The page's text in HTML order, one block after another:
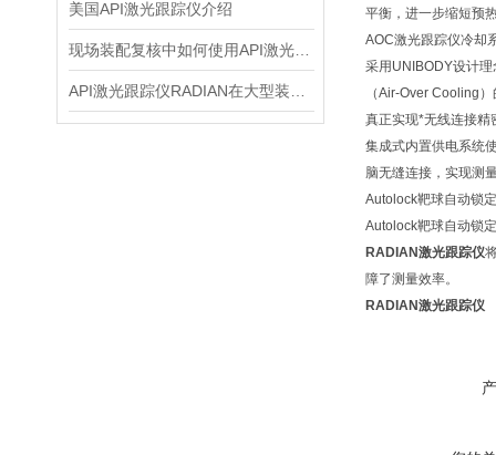
美国API激光跟踪仪介绍
平衡，进一步缩短预
AOC激光跟踪仪冷却
采用UNIBODY设计
（Air-Over Cooling
真正实现*无线连接精
集成式内置供电系统
脑无缝连接，实现测
Autolock靶球自动锁
Autolock靶球自动锁
RADIAN激光跟踪仪
障了测量效率。
RADIAN激光跟踪仪